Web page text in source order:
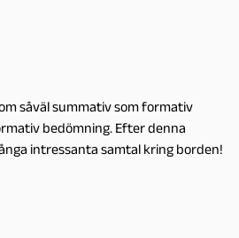
såväl summativ som formativ
bedömning. Efter denna
intressanta samtal kring borden!